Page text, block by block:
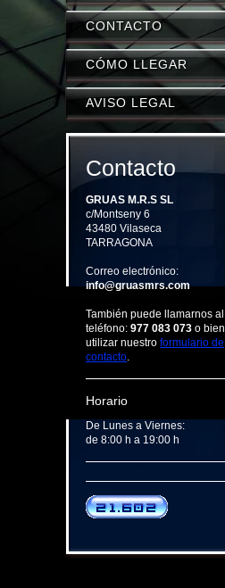
CONTACTO
CÓMO LLEGAR
AVISO LEGAL
Contacto
GRUAS M.R.S SL
c/Montseny 6
43480 Vilaseca
TARRAGONA
Correo electrónico:
info@gruasmrs.com
También puede llamarnos al
teléfono: 977 083 073 o bien
utilizar nuestro formulario de
contacto.
Horario
De Lunes a Viernes:
de 8:00 h a 19:00 h